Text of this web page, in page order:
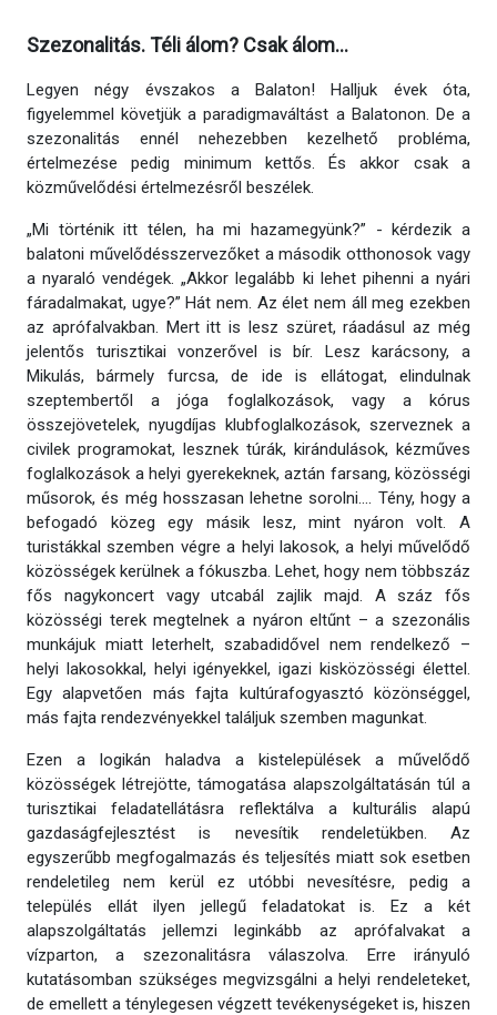
Szezonalitás. Téli álom? Csak álom…
Legyen négy évszakos a Balaton! Halljuk évek óta,
figyelemmel követjük a paradigmaváltást a Balatonon. De a
szezonalitás ennél nehezebben kezelhető probléma,
értelmezése pedig minimum kettős. És akkor csak a
közművelődési értelmezésről beszélek.
„Mi történik itt télen, ha mi hazamegyünk?” - kérdezik a
balatoni művelődésszervezőket a második otthonosok vagy
a nyaraló vendégek. „Akkor legalább ki lehet pihenni a nyári
fáradalmakat, ugye?” Hát nem. Az élet nem áll meg ezekben
az aprófalvakban. Mert itt is lesz szüret, ráadásul az még
jelentős turisztikai vonzerővel is bír. Lesz karácsony, a
Mikulás, bármely furcsa, de ide is ellátogat, elindulnak
szeptembertől a jóga foglalkozások, vagy a kórus
összejövetelek, nyugdíjas klubfoglalkozások, szerveznek a
civilek programokat, lesznek túrák, kirándulások, kézműves
foglalkozások a helyi gyerekeknek, aztán farsang, közösségi
műsorok, és még hosszasan lehetne sorolni…. Tény, hogy a
befogadó közeg egy másik lesz, mint nyáron volt. A
turistákkal szemben végre a helyi lakosok, a helyi művelődő
közösségek kerülnek a fókuszba. Lehet, hogy nem többszáz
fős nagykoncert vagy utcabál zajlik majd. A száz fős
közösségi terek megtelnek a nyáron eltűnt – a szezonális
munkájuk miatt leterhelt, szabadidővel nem rendelkező –
helyi lakosokkal, helyi igényekkel, igazi kisközösségi élettel.
Egy alapvetően más fajta kultúrafogyasztó közönséggel,
más fajta rendezvényekkel találjuk szemben magunkat.
Ezen a logikán haladva a kistelepülések a művelődő
közösségek létrejötte, támogatása alapszolgáltatásán túl a
turisztikai feladatellátásra reflektálva a kulturális alapú
gazdaságfejlesztést is nevesítik rendeletükben. Az
egyszerűbb megfogalmazás és teljesítés miatt sok esetben
rendeletileg nem kerül ez utóbbi nevesítésre, pedig a
település ellát ilyen jellegű feladatokat is. Ez a két
alapszolgáltatás jellemzi leginkább az aprófalvakat a
vízparton, a szezonalitásra válaszolva. Erre irányuló
kutatásomban szükséges megvizsgálni a helyi rendeleteket,
de emellett a ténylegesen végzett tevékenységeket is, hiszen